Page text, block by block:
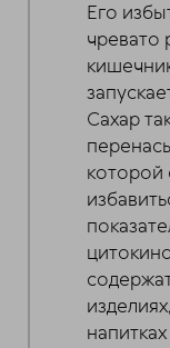
Его
чревато
Сахар
которой